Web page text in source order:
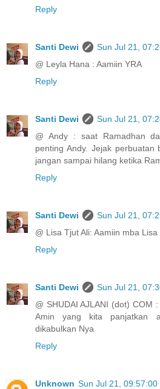
Reply
Santi Dewi
Sun Jul 21,
@ Leyla Hana : Aamiin YRA
Reply
Santi Dewi
Sun Jul 21,
@ Andy : saat Ramadhan
penting Andy. Jejak perbuatan
jangan sampai hilang ketika
Reply
Santi Dewi
Sun Jul 21,
@ Lisa Tjut Ali: Aamiin mba Lisa
Reply
Santi Dewi
Sun Jul 21,
@ SHUDAI AJLANI (dot) COM
Amin yang kita panjatkan
dikabulkan Nya
Reply
Unknown Sun Jul 21, 09:57:00